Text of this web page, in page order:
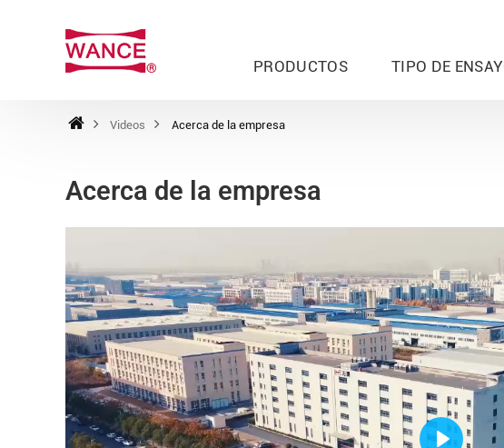
PRODUCTOS TIPO DE
Videos Acerca de la empresa
Acerca de la empresa